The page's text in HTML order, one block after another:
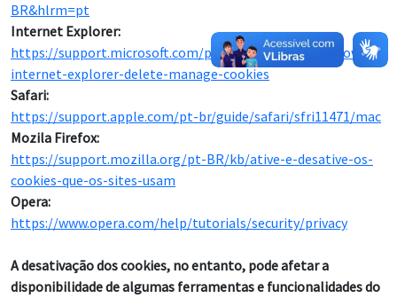
BR&hlrm=pt
Internet Explorer:
https://support.microsoft.com/pt-br/help/17442/windows-
internet-explorer-delete-manage-cookies
Safari:
https://support.apple.com/pt-br/guide/safari/sfri11471/mac
Mozila Firefox:
https://support.mozilla.org/pt-BR/kb/ative-e-desative-os-
cookies-que-os-sites-usam
Opera:
https://www.opera.com/help/tutorials/security/privacy
A desativação dos cookies, no entanto, pode afetar a
disponibilidade de algumas ferramentas e funcionalidades do